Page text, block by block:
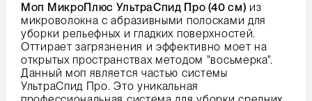
Моп МикроПлюс УльтраСпид Про (40 см) из
микроволокна с абразивными полосками для
уборки рельефных и гладких поверхностей.
Оттирает загрязнения и эффективно моет на
открытых пространствах методом "восьмерка".
Данный моп является частью системы
УльтраСпид Про. Это уникальная